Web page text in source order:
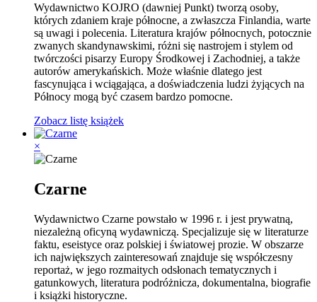
Wydawnictwo KOJRO (dawniej Punkt) tworzą osoby,
których zdaniem kraje północne, a zwłaszcza Finlandia, warte
są uwagi i polecenia. Literatura krajów północnych, potocznie
zwanych skandynawskimi, różni się nastrojem i stylem od
twórczości pisarzy Europy Środkowej i Zachodniej, a także
autorów amerykańskich. Może właśnie dlatego jest
fascynująca i wciągająca, a doświadczenia ludzi żyjących na
Północy mogą być czasem bardzo pomocne.
Zobacz listę książek
×
Czarne
Wydawnictwo Czarne powstało w 1996 r. i jest prywatną,
niezależną oficyną wydawniczą. Specjalizuje się w literaturze
faktu, eseistyce oraz polskiej i światowej prozie. W obszarze
ich największych zainteresowań znajduje się współczesny
reportaż, w jego rozmaitych odsłonach tematycznych i
gatunkowych, literatura podróżnicza, dokumentalna, biografie
i książki historyczne.